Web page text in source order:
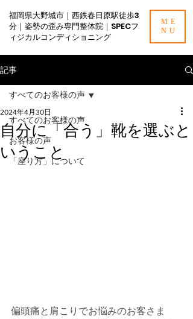
福岡県大野城市｜西鉄春日原駅徒歩3
分｜姿勢の歪み専門整体院｜SPECフ
ィジカルコンディショニング
ME
NU
記事
すべてのお客様の声
お客様の声
「座り方」について
すべてのお客様の声
自分に「合う」靴を選ぶと
いうこと
2024年4月30日
偏頭痛と肩こりでお悩みのお客さま